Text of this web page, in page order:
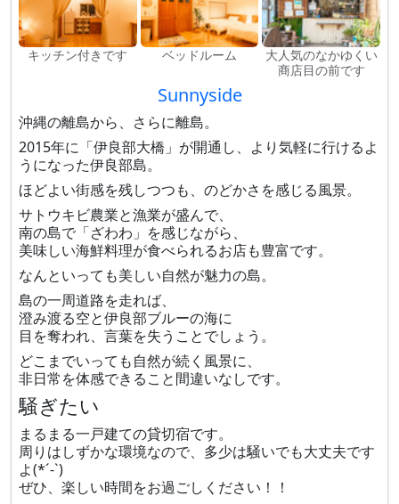
キッチン付きです ベッドルーム
大人気のなかゆくい
商店目の前です
Sunnyside
沖縄の離島から、さらに離島。
2015年に「伊良部大橋」が開通し、より気軽に行けるよ
うになった伊良部島。
ほどよい街感を残しつつも、のどかさを感じる風景。
サトウキビ農業と漁業が盛んで、
南の島で「ざわわ」を感じながら、
美味しい海鮮料理が食べられるお店も豊富です。
なんといっても美しい自然が魅力の島。
島の一周道路を走れば、
澄み渡る空と伊良部ブルーの海に
目を奪われ、言葉を失うことでしょう。
どこまでいっても自然が続く風景に、
非日常を体感できること間違いなしです。
騒ぎたい
まるまる一戸建ての貸切宿です。
周りはしずかな環境なので、多少は騒いでも大丈夫です
よ(*´-`)
ぜひ、楽しい時間をお過ごしください！！